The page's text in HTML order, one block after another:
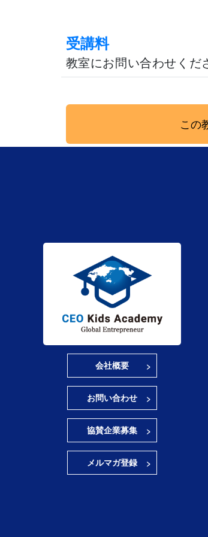
受講料
教室にお問い合わせくだ
この
会社概要
お問い合わせ
協賛企業募集
メルマガ登録